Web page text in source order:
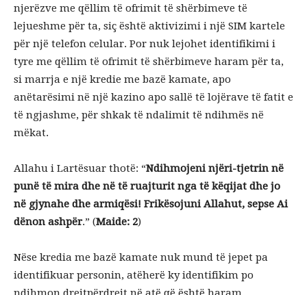
njerëzve me qëllim të ofrimit të shërbimeve të
lejueshme për ta, siç është aktivizimi i një SIM kartele
për një telefon celular. Por nuk lejohet identifikimi i
tyre me qëllim të ofrimit të shërbimeve haram për ta,
si marrja e një kredie me bazë kamate, apo
anëtarësimi në një kazino apo sallë të lojërave të fatit e
të ngjashme, për shkak të ndalimit të ndihmës në
mëkat.
Allahu i Lartësuar thotë: “Ndihmojeni njëri-tjetrin në
punë të mira dhe në të ruajturit nga të këqijat dhe jo
në gjynahe dhe armiqësi! Frikësojuni Allahut, sepse Ai
dënon ashpër.” (Maide: 2)
Nëse kredia me bazë kamate nuk mund të jepet pa
identifikuar personin, atëherë ky identifikim po